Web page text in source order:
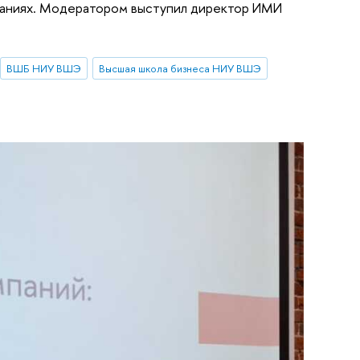
Модератором выступил директор ИМИ
ВШБ НИУ ВШЭ Высшая школа бизнеса НИУ ВШЭ